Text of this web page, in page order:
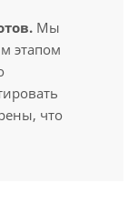
Мы
этапом
что